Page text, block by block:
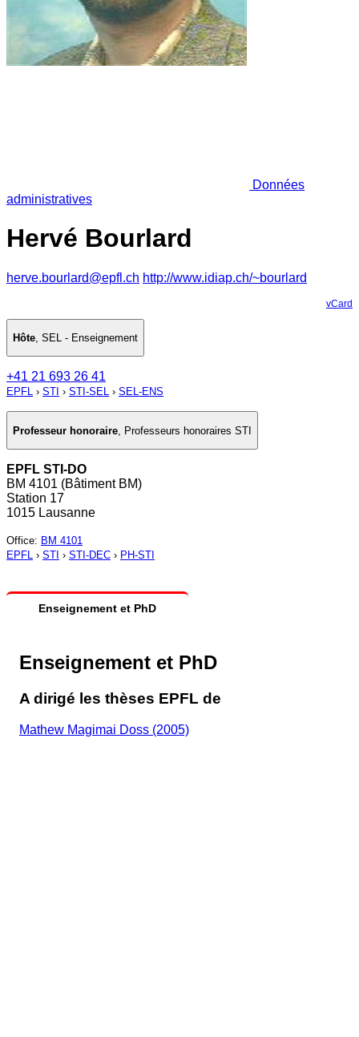
Données
administratives
Hervé Bourlard
herve.bourlard@epfl.ch http://www.idiap.ch/~bourlard
vCard
Hôte, SEL - Enseignement
+41 21 693 26 41
EPFL › STI › STI-SEL › SEL-ENS
Professeur honoraire Professeurs honoraires STI
EPFL STI-DO
BM 4101 (Bâtiment BM)
Station 17
1015 Lausanne
Office: BM 4101
EPFL › STI › STI-DEC › PH-STI
Enseignement et PhD
Enseignement et PhD
A dirigé les thèses EPFL de
Mathew Magimai Doss (2005)